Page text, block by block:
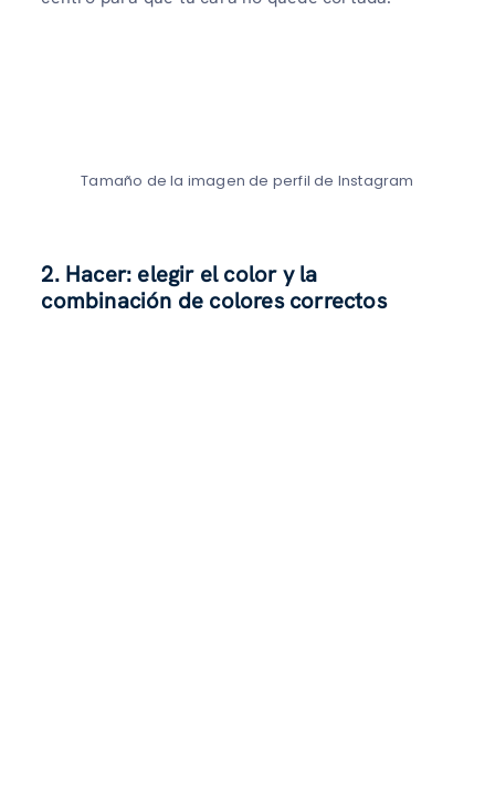
Tamaño de la imagen de perfil de Instagram
2. Hacer: elegir el color y la
combinación de colores correctos